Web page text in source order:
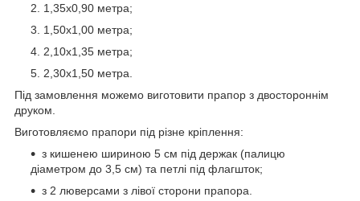
1,35х0,90 метра;
1,50х1,00 метра;
2,10х1,35 метра;
2,30х1,50 метра.
Під замовлення можемо виготовити прапор з двостороннім
друком.
Виготовляємо прапори під різне кріплення:
з кишенею шириною 5 см під держак (палицю
діаметром до 3,5 см) та петлі під флагшток;
з 2 люверсами з лівої сторони прапора.